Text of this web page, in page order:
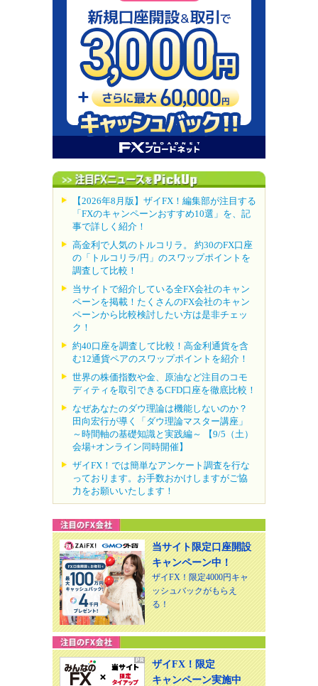
【2026年8月版】ザイFX！編集部が注目する
「FXのキャンペーンおすすめ10選」を、記
事で詳しく紹介！
高金利で人気のトルコリラ。 約30のFX口座
の「トルコリラ/円」のスワップポイントを
調査して比較！
当サイトで紹介している全FX会社のキャン
ペーンを掲載！たくさんのFX会社のキャン
ペーンから比較検討したい方は是非チェッ
ク！
約40口座を調査して比較！高金利通貨を含
む12通貨ペアのスワップポイントを紹介！
世界の株価指数や金、原油など注目のコモ
ディティを取引できるCFD口座を徹底比較！
なぜあなたのダウ理論は機能しないのか？
田向宏行が導く「ダウ理論マスター講座」
～時間軸の基礎知識と実践編～ 【9/5（土）
会場+オンライン同時開催】
ザイFX！では簡単なアンケート調査を行な
っております。お手数おかけしますがご協
力をお願いいたします！
当サイト限定口座開設
キャンペーン中！
ザイFX！限定4000円キャ
ッシュバックがもらえ
る！
ザイFX！限定
キャンペーン実施中